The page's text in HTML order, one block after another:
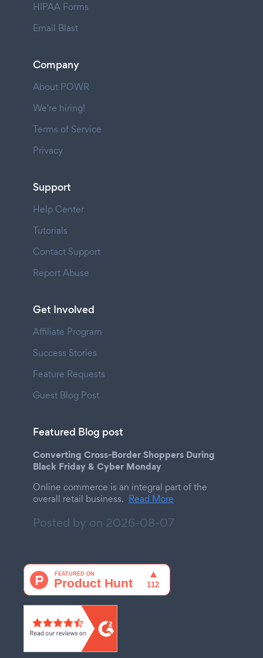
HIPAA Forms
Email Blast
Company
About POWR
We're hiring!
Terms of Service
Privacy
Support
Help Center
Tutorials
Contact Support
Report Abuse
Get Involved
Affiliate Program
Success Stories
Feature Requests
Guest Blog Post
Featured Blog post
Converting Cross-Border Shoppers During
Black Friday & Cyber Monday
Online commerce is an integral part of the
overall retail business. Read More
Posted by on 2026-08-07